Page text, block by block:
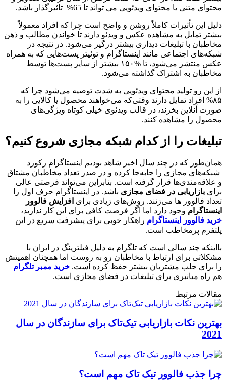
محتوای متنی یا محتوای ویدئویی می تواند تا 65% تاثیرگذار باشد.
دلیل این تأثیرات کاملاً روشن و واضح است چرا که افراد معمولاً
بیشتر تمایل به مشاهده عکس و ویدئو دارند تا خواندن مطالب و ذهن
مخاطبان با تبلیغات دیداری بیشتر درگیر می‌شود. در نتیجه در
شبکه‌های اجتماعی مانند اینستاگرام و توئیتر پست‌هایی که به همراه
عکس منتشر می‌شود، تا %۱۵۰ بیشتر از سایر پست‌ها توسط
مخاطبان به اشتراک گذاشته می‌شود.
از این رو تولید محتوای ویدئویی به ‌شدت توصیه می‌شود چرا که
۸۵% افراد تمایل دارند وقتی‌که می‌خواهند محصول یا کالایی را به‌
صورت آنلاین بخرند، در قالب ویدئوی خیلی کوتاه ویژگی‌های
محصول را مشاهده کنند.
تبلیغات را از کدام شبکه مجازی شروع کنیم؟
همان‌طور که در چند سال اخیر شاهد بودیم اینستاگرام رکورد
شبکه‌های مجازی را جابه‌جا کرده و در صدر تعداد مخاطبان مشتاق
و علاقه‌مندی‌ها قرار گرفته ‌است. بنابراین می‌تواند فرصتی عالی
برای بازاریابی در فضای مجازی باشد. در اینستاگرام حرف اول را
تعداد فالوور ها می‌زنند. روش‌های زیادی برای افزایش فالوور
اینستاگرام وجود دارد اما اگر فرصت کافی برای این کار ندارید،
خرید فالوور
اینستاگرام راهکار خوبی برای پیشرفت سریع در این
پلتفرم پرمخاطب است.
بااینکه چند سالی است که تلگرام به دلیل فیلترینگ در ایران با
مشکلاتی برای ارتباط با مخاطبان رو به ‌روست اما همچنان اهمیتش
را برای جلب مشتریان بیشتر حفظ کرده ‌است. خرید ممبر تلگرام
هم راه میانبری برای تبلیغات در فضای مجازی است.
مقالات مرتبط
بهترین نکات بازاریابی تیک‌تاک برای سازندگان در سال
2021
چرا جذب فالوور تیک تاک مهم است؟